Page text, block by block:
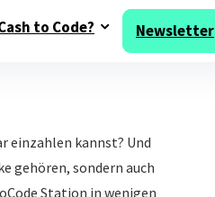
to Code? Newsletter
einzahlen kannst? Und
gehören, sondern auch
Station in wenigen